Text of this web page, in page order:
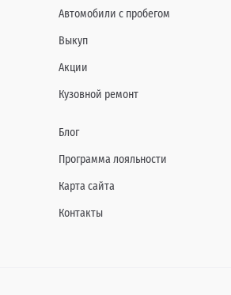
Автомобили с пробегом
Выкуп
Акции
Кузовной ремонт
Блог
Программа лояльности
Карта сайта
Контакты